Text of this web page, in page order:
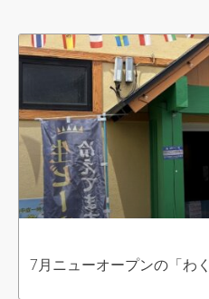
7月ニューオープンの「わ